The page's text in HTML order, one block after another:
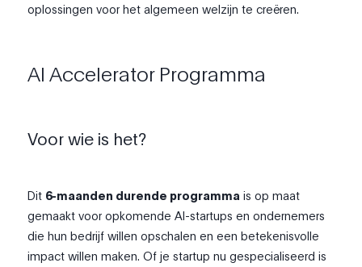
oplossingen voor het algemeen welzijn te creëren.
AI Accelerator Programma
Voor wie is het?
Dit 6-maanden durende programma is op maat
gemaakt voor opkomende AI-startups en ondernemers
die hun bedrijf willen opschalen en een betekenisvolle
impact willen maken. Of je startup nu gespecialiseerd is